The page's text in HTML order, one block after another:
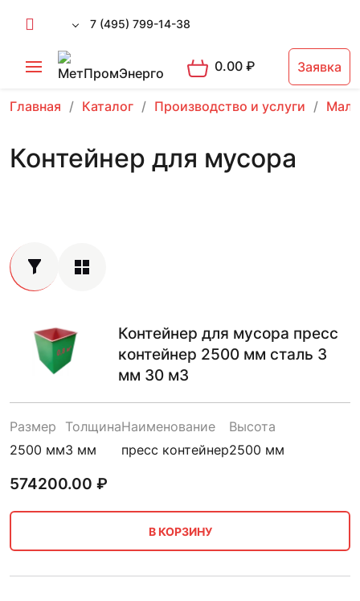
7 (495) 799-14-38
0.00₽ Заявка
Главная Каталог Производство и услуги
Контейнер для мусора
Контейнер для мусора пресс
контейнер 2500 мм сталь 3
мм 30 м3
Размер
2500 мм
Толщина
3 мм
Наименование
пресс контейнер
Высота
2500 мм
574200.00 ₽
В КОРЗИНУ